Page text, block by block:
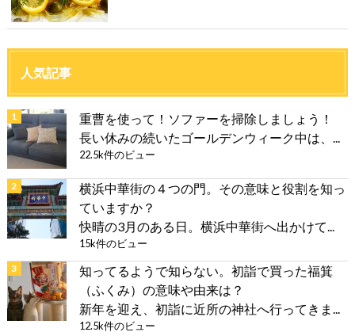
人気記事
重曹を使って！ソファーを掃除しましょう！
長い休みの続いたゴールデンウィーク中は、...
22.5k件のビュー
横浜中華街の４つの門。その意味と役割を知っ
ていますか？
快晴の3月のある日。横浜中華街へ出かけて...
15k件のビュー
知ってるようで知らない。初詣で買った福箕
（ふくみ）の意味や由来は？
新年を迎え、初詣に近所の神社へ行ってきま...
12.5k件のビュー